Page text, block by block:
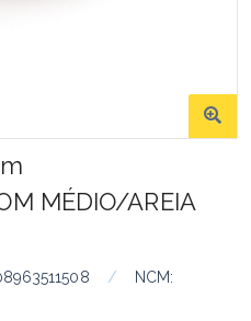
MÉDIO/AREIA
/ NCM: